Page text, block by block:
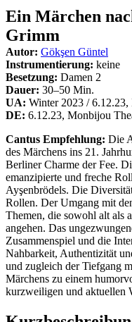
Ein Märchen
Grimm
Autor: Gökşen Güntel
Instrumentierung: keine
Besetzung: Damen 2
Dauer: 30–50 Min.
UA: Winter 2023 /
DE: 6.12.23, Monbijou
Cantus Empfehlung: Die
des Märchens ins 21.
Berliner Charme der Fee.
emanzipierte und freche
Ayşenbrödels. Die
Rollen. Der Umgang mit
Themen, die sowohl alt als
angehen. Das
Zusammenspiel und die
Nahbarkeit, Authentizität
und zugleich der Tiefgang
Märchens zu einem
kurzweiligen und aktuellen